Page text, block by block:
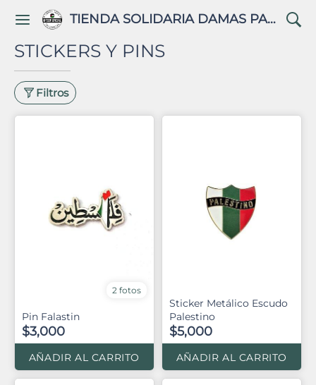
TIENDA SOLIDARIA DAMAS PALESTINAS
STICKERS Y PINS
Filtros
2 fotos
Pin Falastin
$3,000
AÑADIR AL CARRITO
Sticker Metálico Escudo
Palestino
$5,000
AÑADIR AL CARRITO